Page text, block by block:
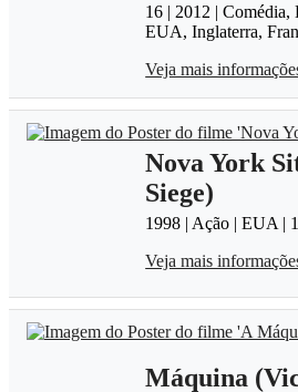
16 | 2012 | Comédia,
EUA, Inglaterra,
Veja mais
Nova York
Siege)
1998 | Ação | EUA |
Veja mais
Máquina